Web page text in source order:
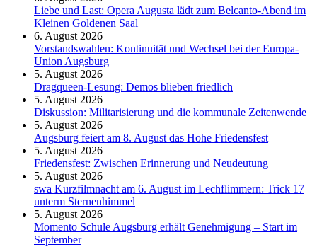
Liebe und Last: Opera Augusta lädt zum Belcanto-Abend im
Kleinen Goldenen Saal
6. August 2026
Vorstandswahlen: Kontinuität und Wechsel bei der Europa-
Union Augsburg
5. August 2026
Dragqueen-Lesung: Demos blieben friedlich
5. August 2026
Diskussion: Mi­li­ta­ri­sie­rung und die kommunale Zeitenwende
5. August 2026
Augsburg feiert am 8. August das Hohe Friedensfest
5. August 2026
Friedensfest: Zwischen Erinnerung und Neudeutung
5. August 2026
swa Kurz­film­nacht am 6. August im Lech­flim­mern: Trick 17
unterm Sternen­himmel
5. August 2026
Momento Schule Augsburg erhält Genehmigung – Start im
September